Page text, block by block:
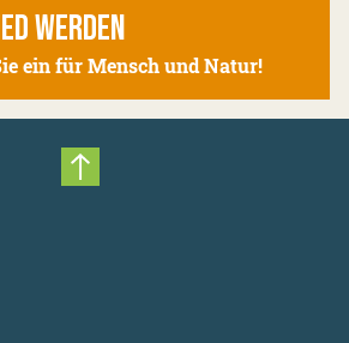
WERDEN
ein für Mensch und Natur!
Nach oben scrollen